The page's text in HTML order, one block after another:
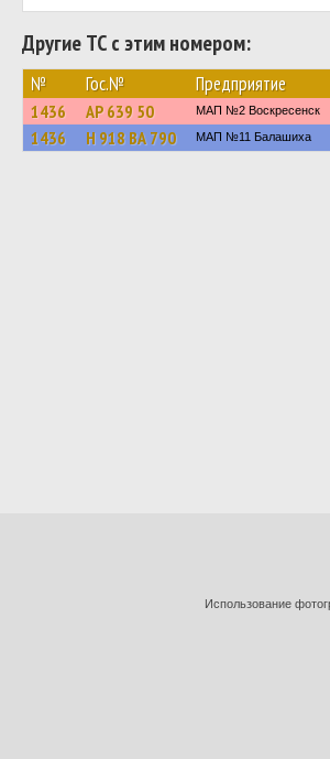
Другие ТС с этим номером:
№ Гос.№ Предприятие
1436 АР 639 50 МАП №2 Воскресенск
1436 Н 918 ВА 790 МАП №11 Балашиха
Использование